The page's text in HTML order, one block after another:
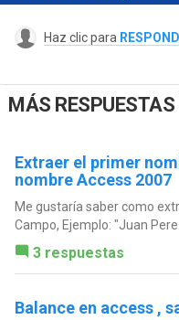
Haz clic para
MÁS
Extraer el primer
nombre Access 2007
Me gustaría saber como
Campo, Ejemplo: "Juan
3 respuestas
Balance en access ,